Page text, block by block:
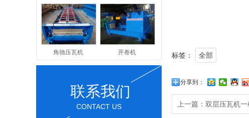
角驰压瓦机 开卷机
联系我们
CONTACT US
标签： 全部
分享到：
上一篇： 双层压瓦机